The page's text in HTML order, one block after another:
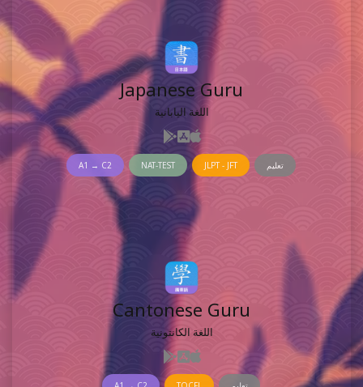
Japanese Guru
اللغة اليابانية
تعليم JLPT - JFT
NAT-TEST
A1 → C2
Cantonese Guru
اللغة الكانتونية